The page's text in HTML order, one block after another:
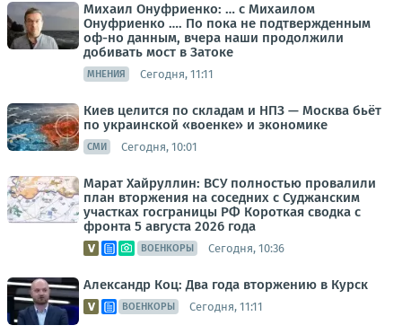
Михаил Онуфриенко: … с Михаилом
Онуфриенко …. По пока не подтвержденным
оф-но данным, вчера наши продолжили
добивать мост в Затоке
МНЕНИЯ Сегодня, 11:11
Киев целится по складам и НПЗ — Москва бьёт
по украинской «военке» и экономике
СМИ Сегодня, 10:01
Марат Хайруллин: ВСУ полностью провалили
план вторжения на соседних с Суджанским
участках госграницы РФ Короткая сводка с
фронта 5 августа 2026 года
ВОЕНКОРЫ Сегодня, 10:36
Александр Коц: Два года вторжению в Курск
ВОЕНКОРЫ Сегодня, 11:11